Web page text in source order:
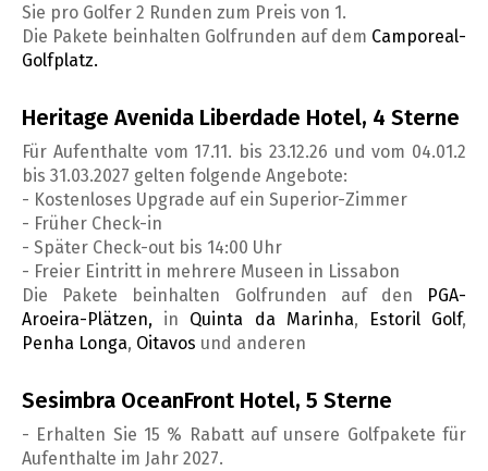
Sie pro Golfer 2 Runden zum Preis von 1.
Die Pakete beinhalten Golfrunden auf dem Camporeal-
Golfplatz.
Heritage Avenida Liberdade Hotel, 4 Sterne
Für Aufenthalte vom 17.11. bis 23.12.26 und vom 04.01.2
bis 31.03.2027 gelten folgende Angebote:
- Kostenloses Upgrade auf ein Superior-Zimmer
- Früher Check-in
- Später Check-out bis 14:00 Uhr
- Freier Eintritt in mehrere Museen in Lissabon
Die Pakete beinhalten Golfrunden auf den
PGA-
Aroeira-Plätzen, in Quinta da Marinha, Estoril Golf,
Penha Longa, Oitavos und anderen
Sesimbra OceanFront Hotel, 5 Sterne
- Erhalten Sie 15 % Rabatt auf unsere Golfpakete für
Aufenthalte im Jahr 2027.